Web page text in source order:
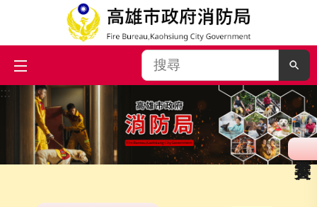
跳到主要內容區塊
搜
尋
:::